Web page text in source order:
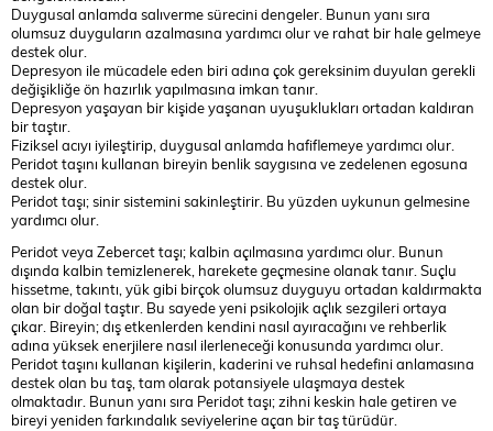
Duygusal anlamda salıverme sürecini dengeler. Bunun yanı sıra
olumsuz duyguların azalmasına yardımcı olur ve rahat bir hale gelmeye
destek olur.
Depresyon ile mücadele eden biri adına çok gereksinim duyulan gerekli
değişikliğe ön hazırlık yapılmasına imkan tanır.
Depresyon yaşayan bir kişide yaşanan uyuşuklukları ortadan kaldıran
bir taştır.
Fiziksel acıyı iyileştirip, duygusal anlamda hafiflemeye yardımcı olur.
Peridot taşını kullanan bireyin benlik saygısına ve zedelenen egosuna
destek olur.
Peridot taşı; sinir sistemini sakinleştirir. Bu yüzden uykunun gelmesine
yardımcı olur.
Peridot veya Zebercet taşı; kalbin açılmasına yardımcı olur. Bunun
dışında kalbin temizlenerek, harekete geçmesine olanak tanır. Suçlu
hissetme, takıntı, yük gibi birçok olumsuz duyguyu ortadan kaldırmakta
olan bir doğal taştır. Bu sayede yeni psikolojik açlık sezgileri ortaya
çıkar. Bireyin; dış etkenlerden kendini nasıl ayıracağını ve rehberlik
adına yüksek enerjilere nasıl ilerleneceği konusunda yardımcı olur.
Peridot taşını kullanan kişilerin, kaderini ve ruhsal hedefini anlamasına
destek olan bu taş, tam olarak potansiyele ulaşmaya destek
olmaktadır. Bunun yanı sıra Peridot taşı; zihni keskin hale getiren ve
bireyi yeniden farkındalık seviyelerine açan bir taş türüdür.